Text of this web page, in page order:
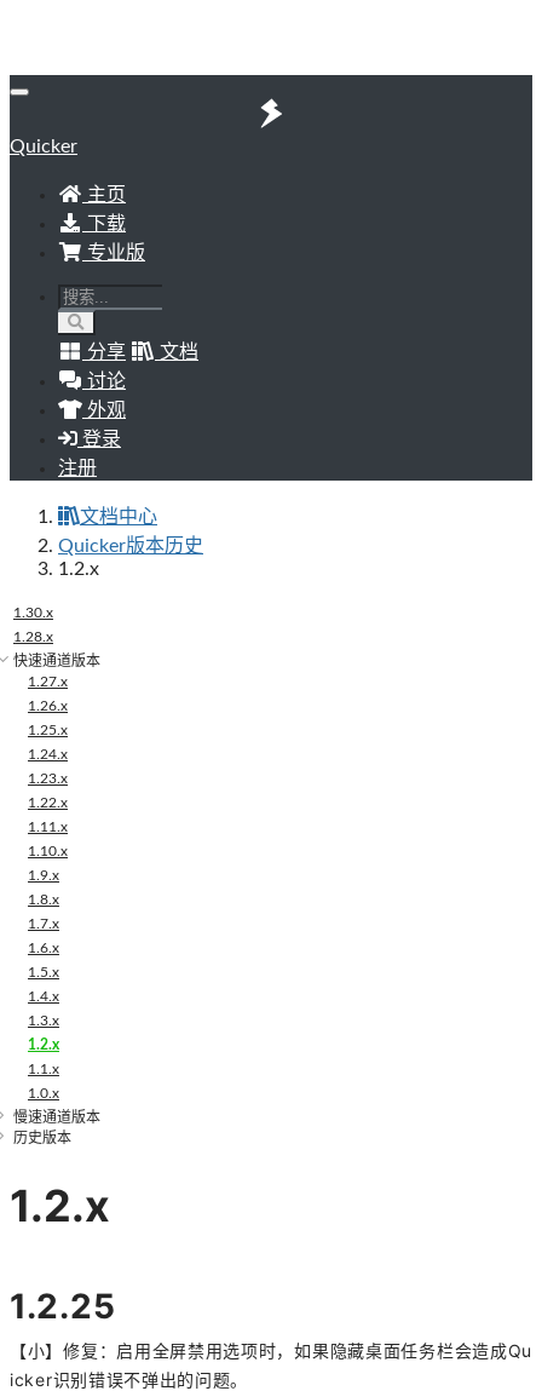
Quicker
主页
下载
专业版
分享
文档
讨论
外观
登录
注册
文档中心
Quicker版本历史
1.2.x
1.30.x
1.28.x
快速通道版本
1.27.x
1.26.x
1.25.x
1.24.x
1.23.x
1.22.x
1.11.x
1.10.x
1.9.x
1.8.x
1.7.x
1.6.x
1.5.x
1.4.x
1.3.x
1.2.x
1.1.x
1.0.x
慢速通道版本
历史版本
1.2.x
1.2.25
【小】修复：启用全屏禁用选项时，如果隐藏桌面任务栏会造成Qu
icker识别错误不弹出的问题。